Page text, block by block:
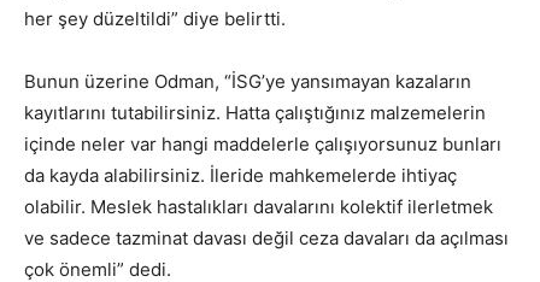
her şey düzeltildi” diye belirtti.
Bunun üzerine Odman, “İSG’ye yansımayan kazaların
kayıtlarını tutabilirsiniz. Hatta çalıştığınız malzemelerin
içinde neler var hangi maddelerle çalışıyorsunuz bunları
da kayda alabilirsiniz. İleride mahkemelerde ihtiyaç
olabilir. Meslek hastalıkları davalarını kolektif ilerletmek
ve sadece tazminat davası değil ceza davaları da açılması
çok önemli” dedi.